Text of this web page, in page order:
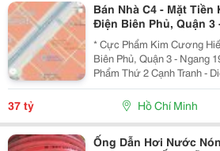
Bán Nhà C4 - Mặt
Điện Biên Phủ, Quận 3
Lh Giang Giang:
* Cực Phẩm Kim Cương
Biên Phủ, Quận 3 - Ngang
Phẩm Thứ 2 Cạnh Tranh -
Trạng: Nhà C4. - Vị Trí Đẹp
Góc Nam Kỳ Khởi Nghĩa -
37 tỷ Hồ Chí Minh
Ống Dẫn Hơi Nước